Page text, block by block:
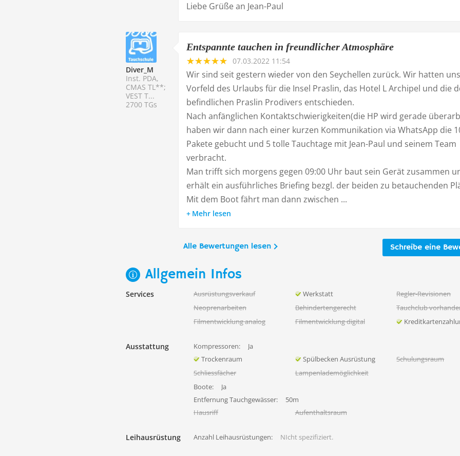
Liebe Grüße an Jean-Paul
Diver_M
Inst. PDA,
CMAS TL**;
VEST T...
2700 TGs
Entspannte tauchen in freundlicher Atmosphäre
07.03.2022 11:54
Wir sind seit gestern wieder von den Seychellen zurück. Wir hatten
Vorfeld des Urlaubs für die Insel Praslin, das Hotel L Archipel und die
befindlichen Praslin Prodivers entschieden.
Nach anfänglichen Kontaktschwierigkeiten(die HP wird gerade
haben wir dann nach einer kurzen Kommunikation via WhatsApp die
Pakete gebucht und 5 tolle Tauchtage mit Jean-Paul und seinem Team
verbracht.
Man trifft sich morgens gegen 09:00 Uhr baut sein Gerät zusammen
erhält ein ausführliches Briefing bezgl. der beiden zu betauchenden
Mit dem Boot fährt man dann zwischen ...
Mehr lesen
Schreibe eine
Alle Bewertungen lesen
Allgemein Infos
Services Ausrüstungsverkauf Werkstatt
Regler-Revisionen
Neoprenarbeiten
Behindertengerecht
Tauchclub
Filmentwicklung analog
Filmentwicklung digital
Ausstattung Kompressoren:
Ja
Trockenraum
Spülbecken Ausrüstung
Schulungsraum
Schliessfächer
Lampenlademöglichkeit
Boote:
Ja
Entfernung Tauchgewässer:
50m
Hausriff
Aufenthaltsraum
Leihausrüstung Anzahl Leihausrüstungen: NIcht spezifiziert.